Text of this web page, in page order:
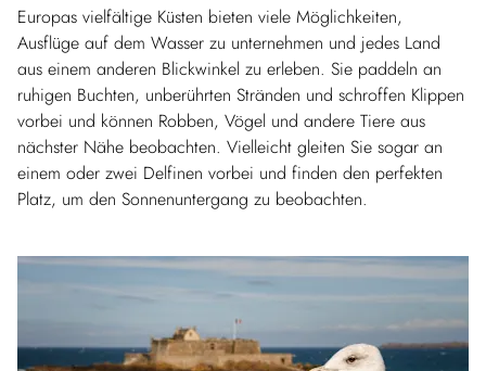
Europas vielfältige Küsten bieten viele Möglichkeiten,
Ausflüge auf dem Wasser zu unternehmen und jedes Land
aus einem anderen Blickwinkel zu erleben. Sie paddeln an
ruhigen Buchten, unberührten Stränden und schroffen Klippen
vorbei und können Robben, Vögel und andere Tiere aus
nächster Nähe beobachten. Vielleicht gleiten Sie sogar an
einem oder zwei Delfinen vorbei und finden den perfekten
Platz, um den Sonnenuntergang zu beobachten.